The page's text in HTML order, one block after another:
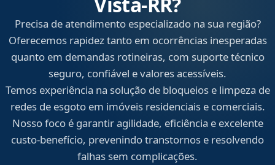
Precisa de atendimento especializado na sua região?
Oferecemos rapidez tanto em ocorrências inesperadas
quanto em demandas rotineiras, com suporte técnico
seguro, confiável e valores acessíveis.
Temos experiência na solução de bloqueios e limpeza de
redes de esgoto em imóveis residenciais e comerciais.
Nosso foco é garantir agilidade, eficiência e excelente
custo-benefício, prevenindo transtornos e resolvendo
falhas sem complicações.